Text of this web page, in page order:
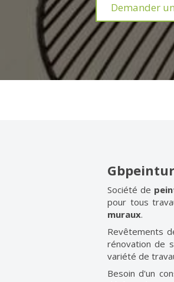
Demander
Société de
pour tous
muraux.
Revêtements
rénovation de
variété de
Besoin d'un